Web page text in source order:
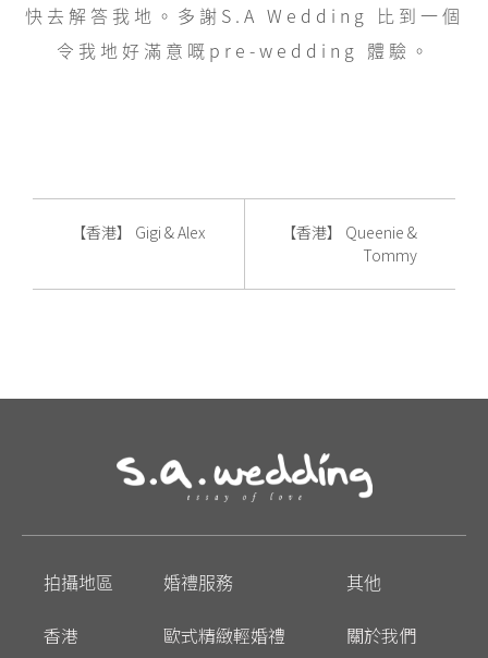
快去解答我地。多謝S.A Wedding 比到一個
令我地好滿意嘅pre-wedding 體驗。
【香港】 Gigi & Alex
【香港】 Queenie &
Tommy
拍攝地區
香港
婚禮服務
歐式精緻輕婚禮
其他
關於我們